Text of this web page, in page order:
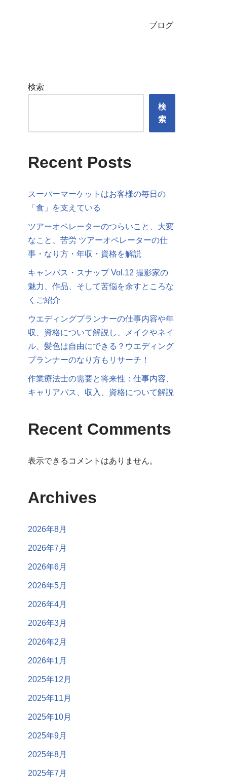
ブログ
検索
検
索
Recent Posts
スーパーマーケットはお客様の毎日の
「食」を支えている
ツアーオペレーターのつらいこと、大変
なこと、苦労 ツアーオペレーターの仕
事・なり方・年収・資格を解説
キャンバス・スナップ Vol.12 撮影家の
魅力、作品、そして苦悩を余すところな
くご紹介
ウエディングプランナーの仕事内容や年
収、資格について解説し、メイクやネイ
ル、髪色は自由にできる？ウエディング
プランナーのなり方もリサーチ！
作業療法士の需要と将来性：仕事内容、
キャリアパス、収入、資格について解説
Recent Comments
表示できるコメントはありません。
Archives
2026年8月
2026年7月
2026年6月
2026年5月
2026年4月
2026年3月
2026年2月
2026年1月
2025年12月
2025年11月
2025年10月
2025年9月
2025年8月
2025年7月